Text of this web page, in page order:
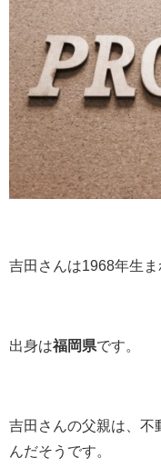
吉田さんは1968年生
出身は福岡県です。
吉田さんの父親は、不
んだそうです。